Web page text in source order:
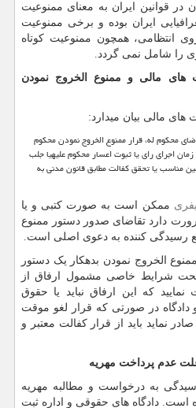
در قوانین ایران به معنای ممنوعیت
ایران بوده و برخی ممنوعیت
انتظامی، همچون ممنوعیت کوتاه
را شامل نمی گردد.
های مالی و ممنوع الخروج نمودن
محکوم له، قرار ممنوع الخروج نمودن محکوم
زمان اجرای رای یا ثبوت اعسار محکوم علیهیا جلب
مناسب یا تحقق کفالت مطابق قانون مدنی به
ممکن است به صورت کتبی و یا
دارد تقاضای صدور دستور ممنوع
رسیدگی کننده به دعوی اصلی است.
الخروج نمودن بدهکار یک دستور
شرایط خاصی مشمول ارفاق از
که این ارفاق نباید یا حقوق
دادگاه در صورتی که قرار لغو موقت
نماید باید از قرار کفالت معتبر و
عدم پرداخت مهریه
به درخواست و مطالبه مهریه
است. دادگاه های حقوقی و اداره ثبت